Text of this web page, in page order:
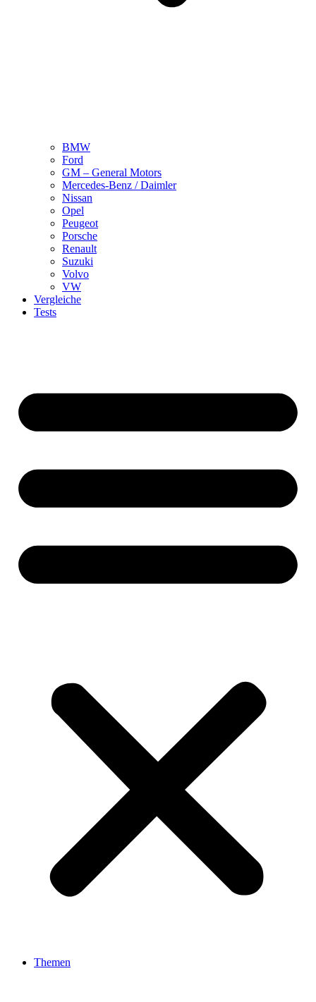
BMW
Ford
GM – General Motors
Mercedes-Benz / Daimler
Nissan
Opel
Peugeot
Porsche
Renault
Suzuki
Volvo
VW
Vergleiche
Tests
Themen